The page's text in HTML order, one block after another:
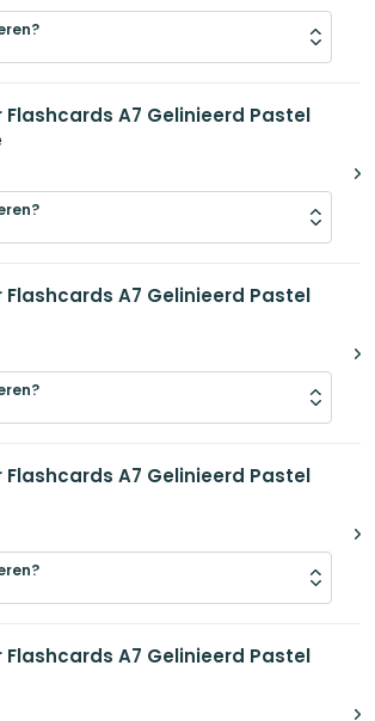
Flashcards A7 Gelinieerd Pastel
Flashcards A7 Gelinieerd Pastel
Flashcards A7 Gelinieerd Pastel
Flashcards A7 Gelinieerd Pastel